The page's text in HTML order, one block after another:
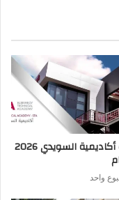
مصاريف أكاديمية السويدي 2026
واحد